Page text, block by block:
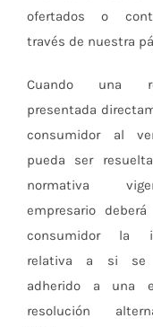
ofertados o
través de nuestra
Cuando una
presentada
consumidor al
pueda ser
normativa
empresario
consumidor la
relativa a si se
adherido a una
resolución